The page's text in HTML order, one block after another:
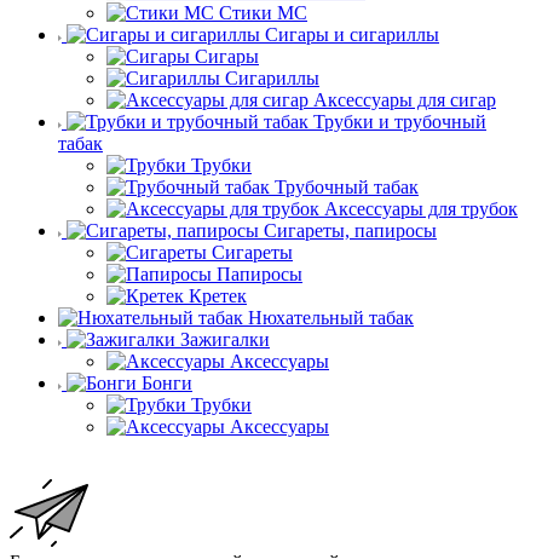
Стики MC
Сигары и сигариллы
Сигары
Сигариллы
Аксессуары для сигар
Трубки и трубочный
табак
Трубки
Трубочный табак
Аксессуары для трубок
Сигареты, папиросы
Сигареты
Папиросы
Кретек
Нюхательный табак
Зажигалки
Аксессуары
Бонги
Трубки
Аксессуары